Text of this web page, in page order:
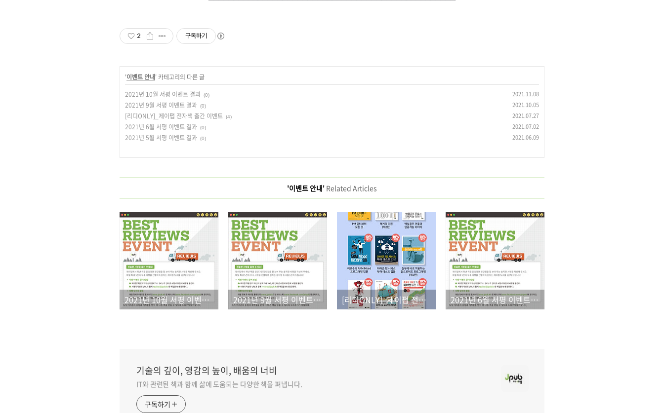
2 구독하기
'이벤트 안내' 카테고리의 다른 글
2021년 10월 서평 이벤트 결과 (0) 2021.11.08
2021년 9월 서평 이벤트 결과 (0) 2021.10.05
[리디ONLY]_제이펍 전자책 출간 이벤트 (4) 2021.07.27
2021년 6월 서평 이벤트 결과 (0) 2021.07.02
2021년 5월 서평 이벤트 결과 (0) 2021.06.09
'이벤트 안내' Related Articles
2021년 10월 서평 이벤트 결과 2021년 9월 서평 이벤트 결과 [리디ONLY]_제이펍 전자책 출간 이벤트 2021년 6월 서평 이벤트 결과
기술의 깊이, 영감의 높이, 배움의 너비
IT와 관련된 책과 함께 삶에 도움되는 다양한 책을 펴냅니다.
구독하기